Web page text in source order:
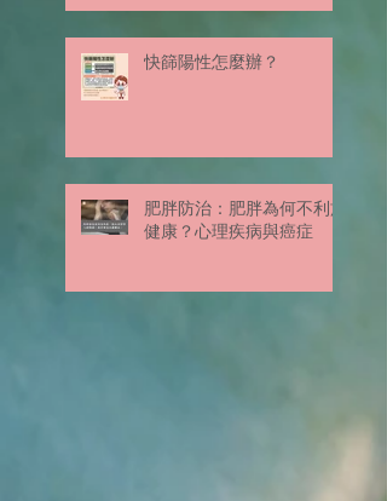
快篩陽性怎麼辦？
肥胖防治：肥胖為何不利於
健康？心理疾病與癌症